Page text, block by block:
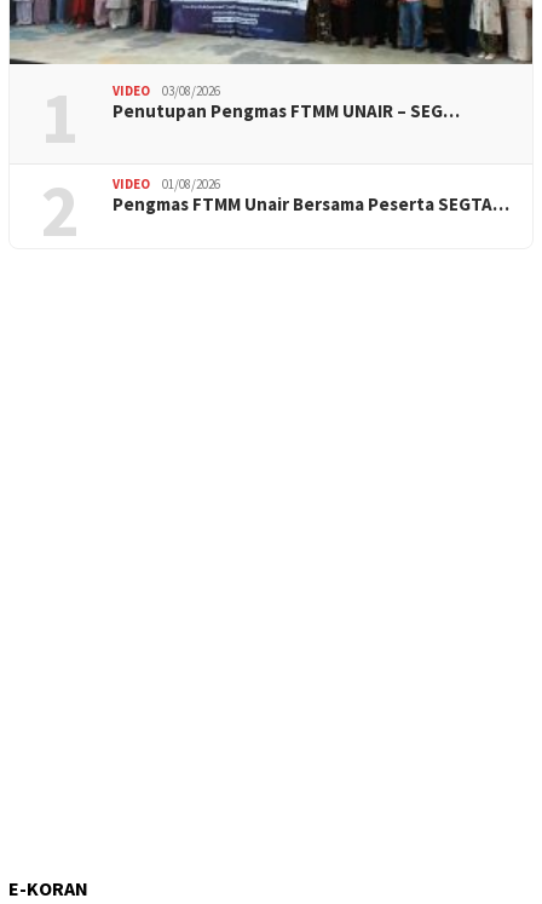
1 VIDEO 03/08/2026
Penutupan Pengmas FTMM UNAIR – SEG…
2 VIDEO 01/08/2026
Pengmas FTMM Unair Bersama Peserta SEGTA…
E-KORAN